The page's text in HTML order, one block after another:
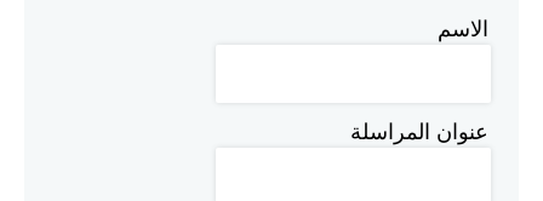
الاسم
عنوان المراسلة